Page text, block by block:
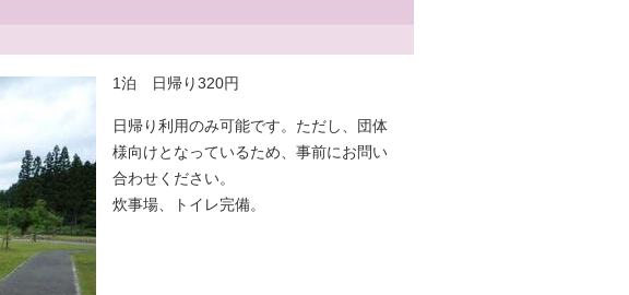
1泊 日帰り320円
日帰り利用のみ可能です。ただし、団体
様向けとなっているため、事前にお問い
合わせください。
炊事場、トイレ完備。